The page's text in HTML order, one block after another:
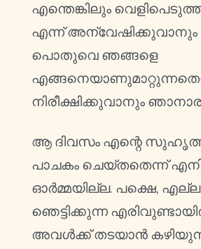
എന്തെങ്കിലും
എന്ന് അന്വേഷിക്കുവാനും
പൊതുവെ ഞങ്ങളെ
നിരീക്ഷിക്കുവാനും
ആ ദിവസം എന്റെ
പാചകം ചെയ്തതെന്ന്
ഓർമ്മയില്ല. പക്ഷെ,
ഞെട്ടിക്കുന്ന
അവൾക്ക് തടയാൻ